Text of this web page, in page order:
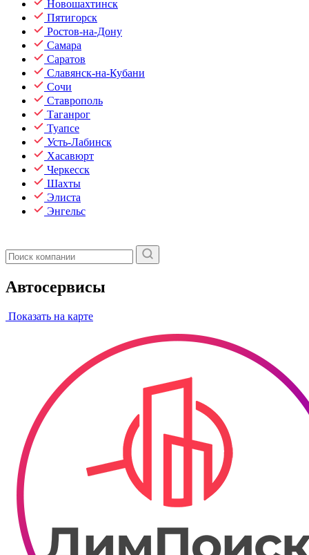
Новошахтинск
Пятигорск
Ростов-на-Дону
Самара
Саратов
Славянск-на-Кубани
Сочи
Ставрополь
Таганрог
Туапсе
Усть-Лабинск
Хасавюрт
Черкесск
Шахты
Элиста
Энгельс
Автосервисы
Показать на карте